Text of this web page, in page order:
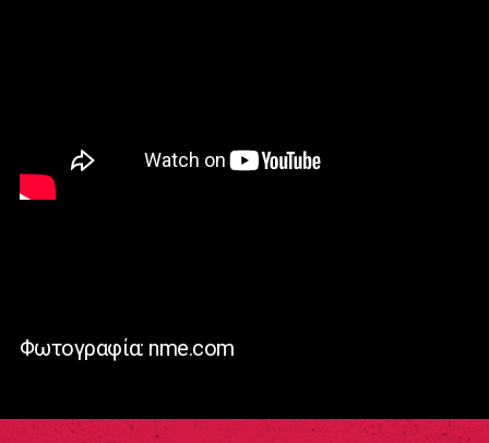
Φωτογραφία: nme.com